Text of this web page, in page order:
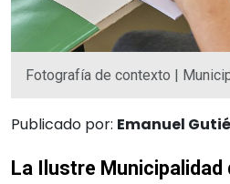
Fotografía de contexto |
Publicado por: Emanuel
La Ilustre Municipalidad